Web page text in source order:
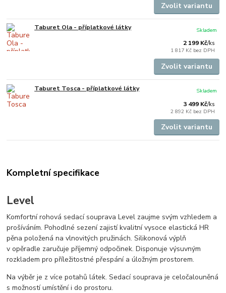
Zvolit variantu
Taburet Ola - příplatkové látky
2 199 Kč/ks
1 817 Kč bez DPH
Skladem
Zvolit variantu
Taburet Tosca - příplatkové látky
3 499 Kč/ks
2 892 Kč bez DPH
Skladem
Zvolit variantu
Kompletní specifikace
Level
Komfortní rohová sedací souprava Level zaujme svým vzhledem a
prošíváním. Pohodlné sezení zajistí kvalitní vysoce elastická HR
pěna položená na vlnovitých pružinách. Silikonová výplň
v opěradle zaručuje příjemný odpočinek. Disponuje výsuvným
rozkladem pro příležitostné přespání a úložným prostorem.
Na výběr je z více potahů látek. Sedací souprava je celočalouněná
s možností umístění i do prostoru.